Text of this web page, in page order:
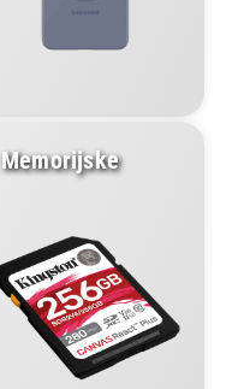
Memorijske